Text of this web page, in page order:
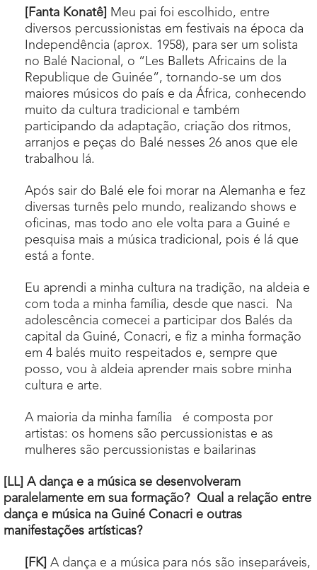
[Fanta Konatê]
Meu pai foi escolhido, entre
diversos percussionistas em festivais na época da
Independência (aprox. 1958), para ser um solista
no Balé Nacional, o “Les Ballets Africains de la
Republique de Guinée”, tornando-se um dos
maiores músicos do país e da África, conhecendo
muito da cultura tradicional e também
participando da adaptação, criação dos ritmos,
arranjos e peças do Balé nesses 26 anos que ele
trabalhou lá.
Após sair do Balé ele foi morar na Alemanha e fez
diversas turnês pelo mundo, realizando shows e
oficinas, mas todo ano ele volta para a Guiné e
pesquisa mais a música tradicional, pois é lá que
está a fonte.
Eu aprendi a minha cultura na tradição, na aldeia e
com toda a minha família, desde que nasci. Na
adolescência comecei a participar dos Balés da
capital da Guiné, Conacri, e fiz a minha formação
em 4 balés muito respeitados e, sempre que
posso, vou à aldeia aprender mais sobre minha
cultura e arte.
A maioria da minha família é composta por
artistas: os homens são percussionistas e as
mulheres são percussionistas e bailarinas
[LL] A dança e a música se desenvolveram
paralelamente em sua formação? Qual a relação entre
dança e música na Guiné Conacri e outras
manifestações artísticas?
[FK] A dança e a música para nós são inseparáveis,